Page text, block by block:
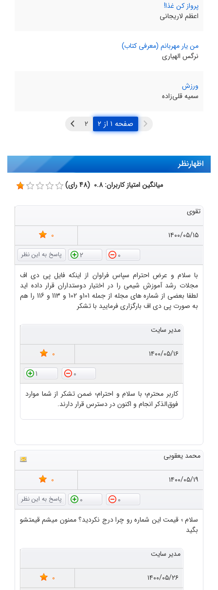
پرواز کن غذا!
اعظم لاریجانی
من یار مهربانم (معرفی کتاب)
نرگس الهیاری
ورزش
سمیه قلی‌زاده
صفحه ۱ از ۲
اظهارنظر
میانگین امتیاز کاربران: 0.8 (48 رای)
تقوی
۱۴۰۰/۰۵/۱۵
0
0
2
با سلام و عرض احترام سپاس فراوان از اینکه فایل پی دی اف
مجلات رشد آموزش شیمی را در اختیار دوستداران قرار داده اید
لطفا بعضی از شماره های مجله از جمله 101و 102 و 113 و 116 را هم
به صورت پی دی اف بارگزاری فرمایید با تشکر
مدیر سایت
۱۴۰۰/۰۵/۱۶
0
0
1
کاربر محترم؛ با سلام و احترام؛ ضمن تشکر از شما موارد
فوق‌الذکر انجام و اکنون در دسترس قرار دارند.
محمد یعقوبی
۱۴۰۰/۰۵/۱۹
0
0
0
سلام ؛ قیمت این شماره رو چرا درج نکردید؟ ممنون میشم قیمتشو
بگید
مدیر سایت
۱۴۰۰/۰۵/۲۶ 0